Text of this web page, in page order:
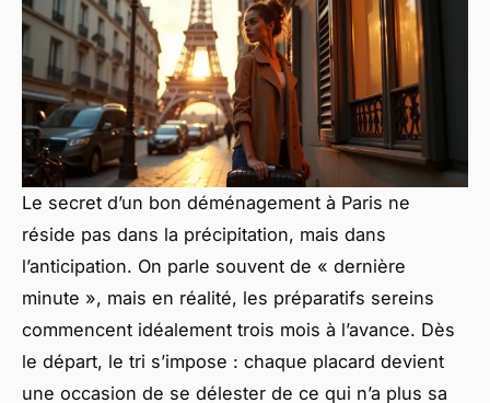
Le secret d’un bon déménagement à Paris ne
réside pas dans la précipitation, mais dans
l’anticipation. On parle souvent de « dernière
minute », mais en réalité, les préparatifs sereins
commencent idéalement trois mois à l’avance. Dès
le départ, le tri s’impose : chaque placard devient
une occasion de se délester de ce qui n’a plus sa